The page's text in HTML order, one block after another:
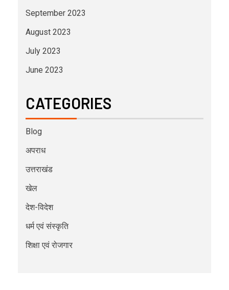
September 2023
August 2023
July 2023
June 2023
CATEGORIES
Blog
अपराध
उत्तराखंड
खेल
देश-विदेश
धर्म एवं संस्कृति
शिक्षा एवं रोजगार